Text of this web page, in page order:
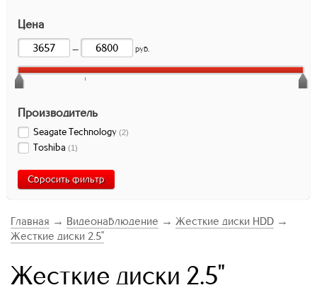
Цена
— руб.
Производитель
Seagate Technology (2)
Toshiba (1)
Сбросить фильтр
Главная → Видеонаблюдение → Жесткие диски HDD →
Жесткие диски 2.5"
Жесткие диски 2.5"